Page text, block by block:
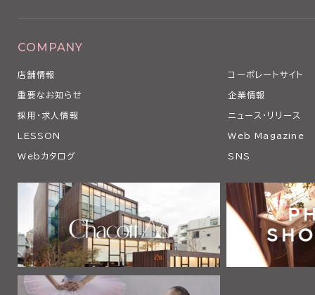
COMPANY
店舗情報 コーポレートサイト
重要なお知らせ 企業情報
採用・求人情報 ニュース・リリース
LESSON Web Magazine
Webカタログ SNS